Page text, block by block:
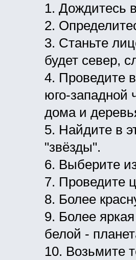
1. Дождитесь
2.
3. Станьте
будет север,
4. Проведите
юго-западной
дома и
5. Найдите в
"звёзды".
6. Выберите
7. Проведите
8. Более
9. Более
белой -
10. Возьмите